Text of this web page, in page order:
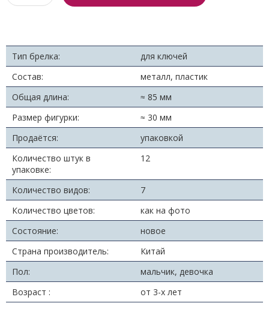
Тип брелка:
для ключей
Состав:
металл, пластик
Общая длина:
≈ 85 мм
Размер фигурки:
≈ 30 мм
Продаётся:
упаковкой
Количество штук в
упаковке:
12
Количество видов:
7
Количество цветов:
как на фото
Состояние:
новое
Страна производитель:
Китай
Пол:
мальчик, девочка
Возраст :
от 3-х лет